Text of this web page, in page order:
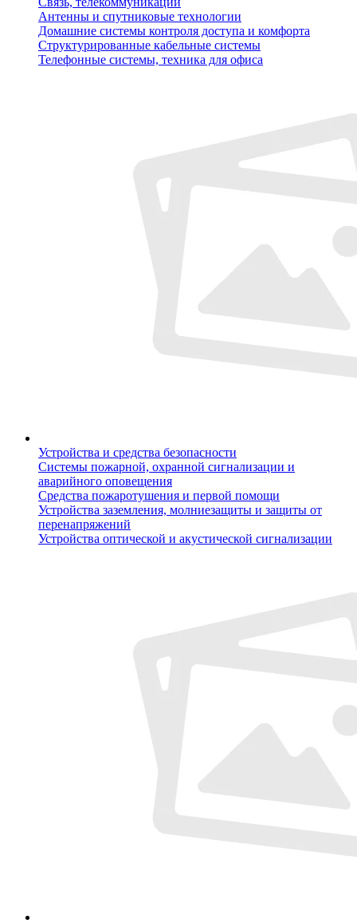
Антенны и спутниковые технологии
Домашние системы контроля доступа и комфорта
Структурированные кабельные системы
Телефонные системы, техника для офиса
Устройства и средства безопасности
Системы пожарной, охранной сигнализации и
аварийного оповещения
Средства пожаротушения и первой помощи
Устройства заземления, молниезащиты и защиты от
перенапряжений
Устройства оптической и акустической сигнализации